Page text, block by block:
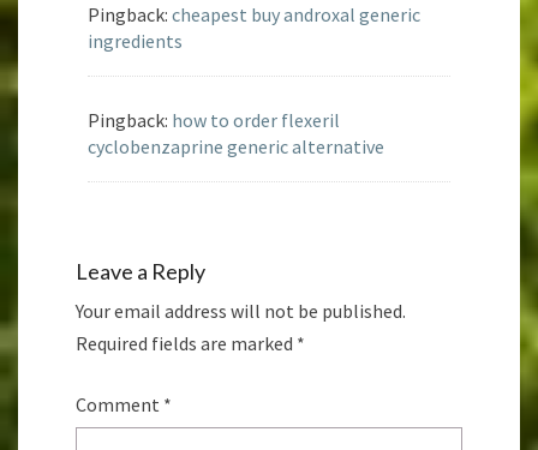
Pingback: cheapest buy androxal generic
ingredients
Pingback: how to order flexeril
cyclobenzaprine generic alternative
Leave a Reply
Your email address will not be published.
Required fields are marked *
Comment *